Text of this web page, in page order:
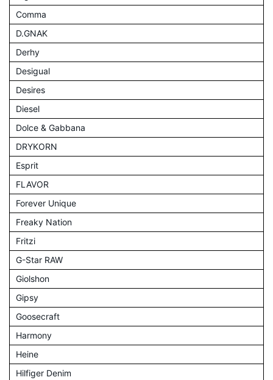
Comma
D.GNAK
Derhy
Desigual
Desires
Diesel
Dolce & Gabbana
DRYKORN
Esprit
FLAVOR
Forever Unique
Freaky Nation
Fritzi
G-Star RAW
Giolshon
Gipsy
Goosecraft
Harmony
Heine
Hilfiger Denim